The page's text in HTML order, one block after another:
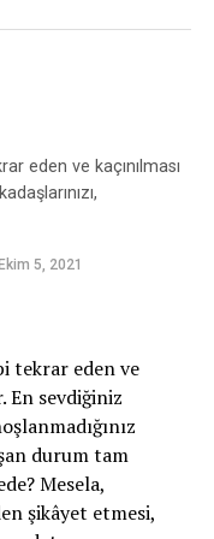
altında değil
hastalıktır.
olmaktan daha
ya da tekrarlayan
durumun istisnası
Konjenital
kıkırdak gelişimi
olabilir.
hastalar özellikle
dolayı fazla
yeri
bronşektaziler
dolayı
eden ve kaçınılması
Ekim 5, 2021
tekrar eden ve
En sevdiğiniz
durum tam
Mesela,
şikâyet etmesi,